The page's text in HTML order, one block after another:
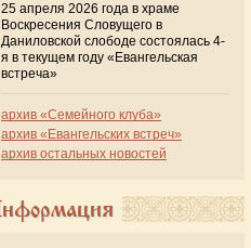
25 апреля 2026 года в храме
Воскресения Словущего в
Даниловской слободе состоялась 4-
я в текущем году «Евангельская
встреча»
архив «Семейного клуба»
архив «Евангельских встреч»
архив остальных новостей
Информация